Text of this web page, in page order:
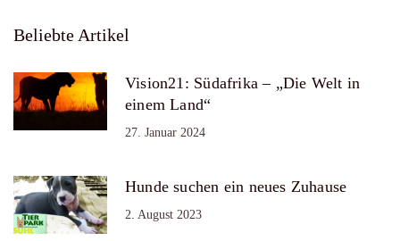
Beliebte Artikel
Vision21: Südafrika – „Die Welt in
einem Land“
27. Januar 2024
Hunde suchen ein neues Zuhause
2. August 2023